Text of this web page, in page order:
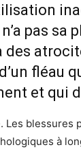
pas sa
des
fléau
et qui
à